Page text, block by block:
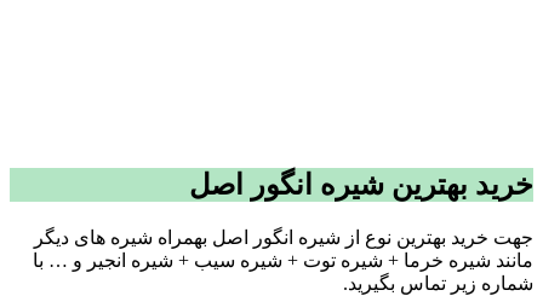
خرید بهترین شیره انگور اصل
جهت خرید بهترین نوع از شیره انگور اصل بهمراه شیره های دیگر
مانند شیره خرما + شیره توت + شیره سیب + شیره انجیر و … با
شماره زیر تماس بگیرید.